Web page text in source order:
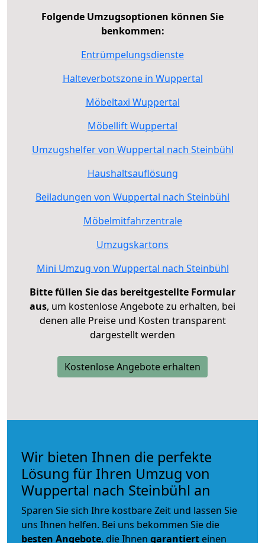
Folgende Umzugsoptionen können Sie
benkommen:
Entrümpelungsdienste
Halteverbotszone in Wuppertal
Möbeltaxi Wuppertal
Möbellift Wuppertal
Umzugshelfer von Wuppertal nach Steinbühl
Haushaltsauflösung
Beiladungen von Wuppertal nach Steinbühl
Möbelmitfahrzentrale
Umzugskartons
Mini Umzug von Wuppertal nach Steinbühl
Bitte füllen Sie das bereitgestellte Formular
aus, um kostenlose Angebote zu erhalten, bei
denen alle Preise und Kosten transparent
dargestellt werden
Kostenlose Angebote erhalten
Wir bieten Ihnen die perfekte
Lösung für Ihren Umzug von
Wuppertal nach Steinbühl an
Sparen Sie sich Ihre kostbare Zeit und lassen Sie
uns Ihnen helfen. Bei uns bekommen Sie die
besten Angebote, die Ihnen garantiert einen